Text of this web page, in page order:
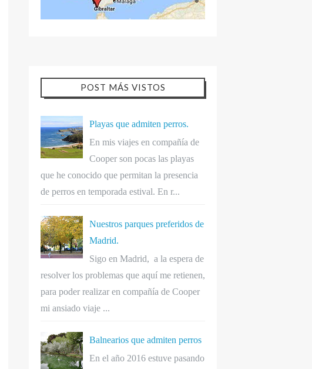
POST MÁS VISTOS
Playas que admiten perros.
En mis viajes en compañía de
Cooper son pocas las playas
que he conocido que permitan la presencia
de perros en temporada estival. En r...
Nuestros parques preferidos de
Madrid.
Sigo en Madrid, a la espera de
resolver los problemas que aquí me retienen,
para poder realizar en compañía de Cooper
mi ansiado viaje ...
Balnearios que admiten perros
En el año 2016 estuve pasando